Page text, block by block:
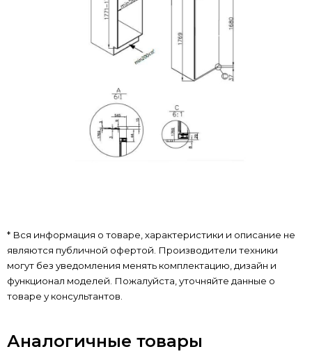
* Вся информация о товаре, характеристики и описание не
являются публичной офертой. Производители техники
могут без уведомления менять комплектацию, дизайн и
функционал моделей. Пожалуйста, уточняйте данные о
товаре у консультантов.
Аналогичные товары